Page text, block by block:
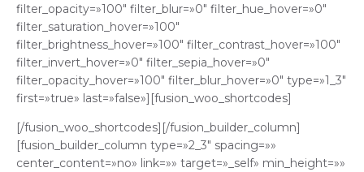
filter_opacity=»100″ filter_blur=»0″ filter_hue_hover=»0″
filter_saturation_hover=»100″
filter_brightness_hover=»100″ filter_contrast_hover=»100″
filter_invert_hover=»0″ filter_sepia_hover=»0″
filter_opacity_hover=»100″ filter_blur_hover=»0″ type=»1_3″
first=»true» last=»false»][fusion_woo_shortcodes]
[/fusion_woo_shortcodes][/fusion_builder_column]
[fusion_builder_column type=»2_3″ spacing=»»
center_content=»no» link=»» target=»_self» min_height=»»